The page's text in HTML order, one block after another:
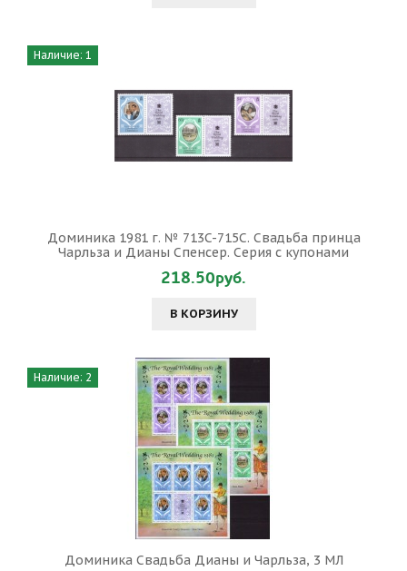
Наличие: 1
Доминика 1981 г. № 713C-715C. Свадьба принца
Чарльза и Дианы Спенсер. Серия с купонами
218.50руб.
В КОРЗИНУ
Наличие: 2
Доминика Свадьба Дианы и Чарльза, 3 МЛ